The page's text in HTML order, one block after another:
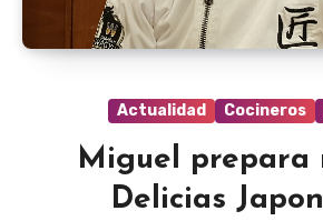
Actualidad Cocineros
Miguel prepara
Delicias